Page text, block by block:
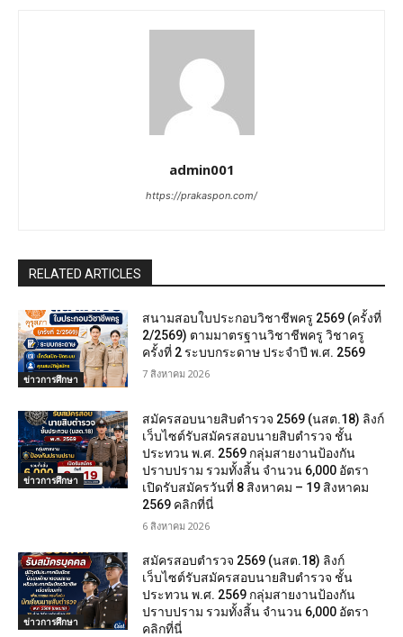
admin001
https://prakaspon.com/
RELATED ARTICLES
ข่าวการศึกษา
สนามสอบใบประกอบวิชาชีพครู 2569 (ครั้งที่
2/2569) ตามมาตรฐานวิชาชีพครู วิชาครู
ครั้งที่ 2 ระบบกระดาษ ประจำปี พ.ศ. 2569
7 สิงหาคม 2026
ข่าวการศึกษา
สมัครสอบนายสิบตำรวจ 2569 (นสต.18) ลิงก์
เว็บไซต์รับสมัครสอบนายสิบตำรวจ ชั้น
ประทวน พ.ศ. 2569 กลุ่มสายงานป้องกัน
ปราบปราม รวมทั้งสิ้น จำนวน 6,000 อัตรา
เปิดรับสมัครวันที่ 8 สิงหาคม – 19 สิงหาคม
2569 คลิกที่นี่
6 สิงหาคม 2026
ข่าวการศึกษา
สมัครสอบตํารวจ 2569 (นสต.18) ลิงก์
เว็บไซต์รับสมัครสอบนายสิบตำรวจ ชั้น
ประทวน พ.ศ. 2569 กลุ่มสายงานป้องกัน
ปราบปราม รวมทั้งสิ้น จำนวน 6,000 อัตรา
คลิกที่นี่